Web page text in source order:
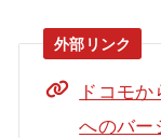
ドコモ
へのバー